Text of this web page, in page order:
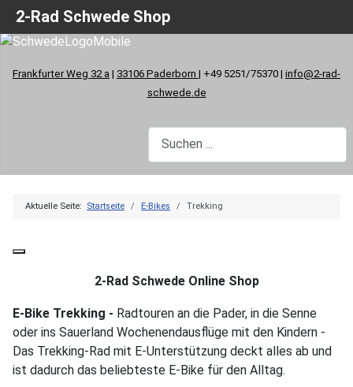
Frankfurter Weg 32 a | 33106 Paderborn | +49 5251/75370 | info@2-rad-
schwede.de
Aktuelle Seite: Startseite E-Bikes Trekking
2-Rad Schwede Online Shop
E-Bike Trekking - Radtouren an die Pader, in die Senne
oder ins Sauerland Wochenendausflüge mit den Kindern -
Das Trekking-Rad mit E-Unterstützung deckt alles ab und
ist dadurch das beliebteste E-Bike für den Alltag.
2-Rad Schwede Shop